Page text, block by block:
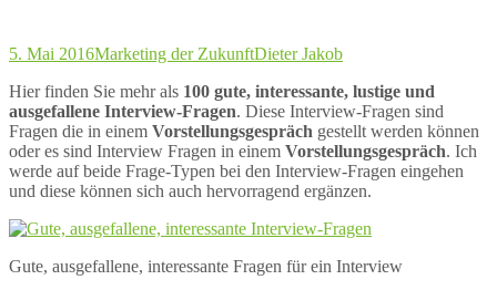
5. Mai 2016Marketing der ZukunftDieter Jakob
Hier finden Sie mehr als 100 gute, interessante, lustige und
ausgefallene Interview-Fragen. Diese Interview-Fragen sind
Fragen die in einem Vorstellungsgespräch gestellt werden können
oder es sind Interview Fragen in einem Vorstellungsgespräch. Ich
werde auf beide Frage-Typen bei den Interview-Fragen eingehen
und diese können sich auch hervorragend ergänzen.
Gute, ausgefallene, interessante Fragen für ein Interview